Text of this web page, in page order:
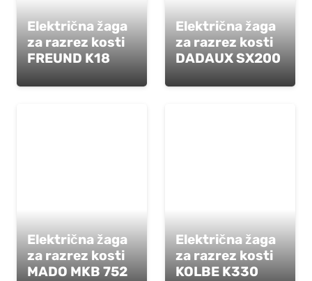
Električna žaga
za razrez kosti
FREUND K18
Električna žaga
za razrez kosti
DADAUX SX200
Električna žaga
za razrez kosti
MADO MKB 752
Električna žaga
za razrez kosti
KOLBE K330